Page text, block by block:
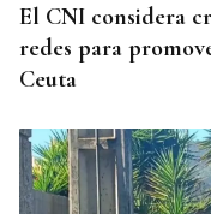
El CNI considera
redes para
Ceuta